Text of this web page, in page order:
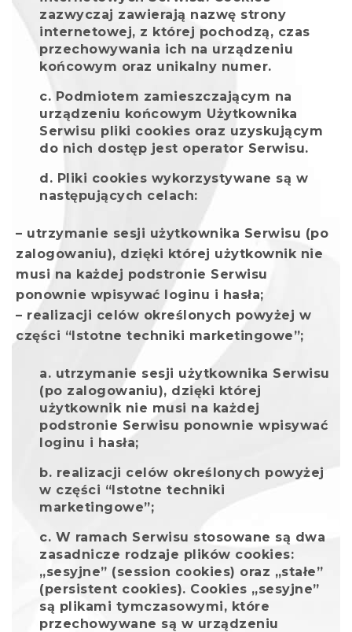
zazwyczaj zawierają nazwę strony
internetowej, z której pochodzą, czas
przechowywania ich na urządzeniu
końcowym oraz unikalny numer.
Podmiotem zamieszczającym na
urządzeniu końcowym Użytkownika
Serwisu pliki cookies oraz uzyskującym
do nich dostęp jest operator Serwisu.
Pliki cookies wykorzystywane są w
następujących celach:
– utrzymanie sesji użytkownika Serwisu (po
zalogowaniu), dzięki której użytkownik nie
musi na każdej podstronie Serwisu
ponownie wpisywać loginu i hasła;
– realizacji celów określonych powyżej w
części “Istotne techniki marketingowe”;
utrzymanie sesji użytkownika Serwisu
(po zalogowaniu), dzięki której
użytkownik nie musi na każdej
podstronie Serwisu ponownie wpisywać
loginu i hasła;
realizacji celów określonych powyżej
w części “Istotne techniki
marketingowe”;
W ramach Serwisu stosowane są dwa
zasadnicze rodzaje plików cookies:
„sesyjne” (session cookies) oraz „stałe”
(persistent cookies). Cookies „sesyjne”
są plikami tymczasowymi, które
przechowywane są w urządzeniu